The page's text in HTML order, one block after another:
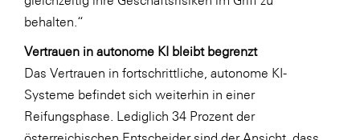
behalten.“
Vertrauen in autonome KI bleibt begrenzt
Das Vertrauen in fortschrittliche, autonome KI-
Systeme befindet sich weiterhin in einer
Reifungsphase. Lediglich 34 Prozent der